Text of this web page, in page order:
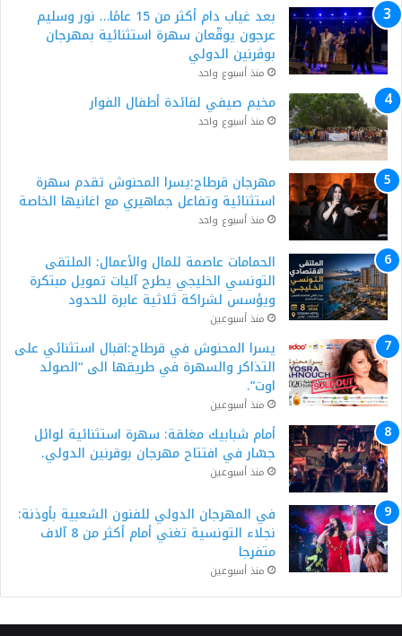
بعد غياب دام أكثر من 15 عامًا… نور وسليم
عرجون يوقّعان سهرة استثنائية بمهرجان
بوڨرنين الدولي
منذ أسبوع واحد
مخيم صيفي لفائدة أطفال الفوار
منذ أسبوع واحد
مهرجان قرطاج:يسرا المحنوش تقدم سهرة
استثنائية وتفاعل جماهيري مع اغانيها الخاصة
منذ أسبوع واحد
الحمامات عاصمة للمال والأعمال: الملتقى
التونسي الخليجي يطرح آليات تمويل مبتكرة
ويؤسس لشراكة ثلاثية عابرة للحدود
منذ أسبوعين
يسرا المحنوش في قرطاج:اقبال استثنائي على
التذاكر والسهرة في طريقها الى “الصولد
اوت”.
منذ أسبوعين
أمام شبابيك مغلقة: سهرة استثنائية لوائل
جسّار في افتتاح مهرجان بوقرنين الدولي.
منذ أسبوعين
في المهرجان الدولي للفنون الشعبية بأوذنة:
نجلاء التونسية تغني أمام أكثر من 8 آلاف
متفرجا
منذ أسبوعين